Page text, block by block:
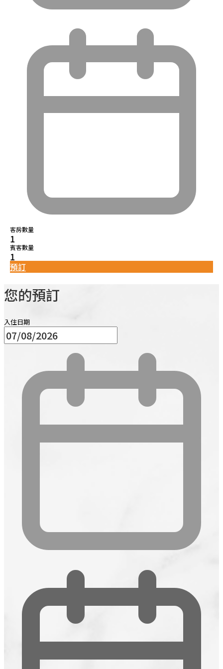
客房數量
1
賓客數量
1
預訂
您的預訂
入住日期